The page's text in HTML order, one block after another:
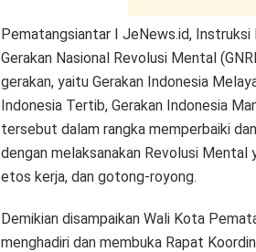
Pematangsiantar I JeNews.id,
Gerakan Nasional Revolusi Mental
gerakan, yaitu Gerakan Indonesia
Indonesia Tertib, Gerakan Indonesia
tersebut dalam rangka memperbaiki
dengan melaksanakan Revolusi Mental
etos kerja, dan gotong-royong.
Demikian disampaikan Wali Kota
menghadiri dan membuka Rapat